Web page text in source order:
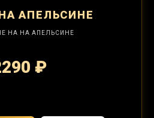
АПЕЛЬСИНЕ
НА НА АПЕЛЬСИНЕ
₽